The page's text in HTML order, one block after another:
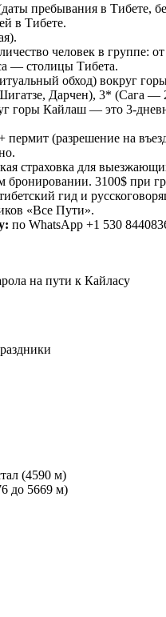
пребывания в Тибете,
в Тибете.
человек в группе:
— столицы Тибета.
обход) вокруг
Дарчен), 3* (Сага —
горы Кайлаш — это 3-
пермит (разрешение на
страховка для
бронировании. 3100$ при
гид и
«Все Пути».
по WhatsApp +1 530
на пути к Кайласу
(4590 м)
до 5669 м)